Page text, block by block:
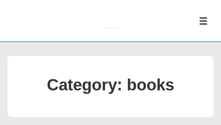
Category: books